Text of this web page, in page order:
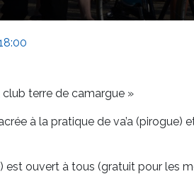
terre de camargue »
à la pratique de va’a (pirogue)
est ouvert à tous (gratuit pour les